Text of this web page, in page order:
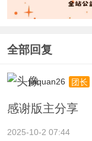
全部回复
jinquan26 团长
感谢版主分享
2025-10-2 07:44